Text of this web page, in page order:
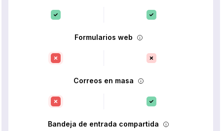
Formularios web
Correos en masa
Bandeja de entrada compartida